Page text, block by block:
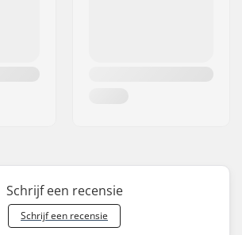
Schrijf een recensie
Schrijf een recensie